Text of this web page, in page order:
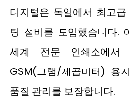
디지털은 독일에서 최고
팅 설비를 도입했습니다.
세계 전문 인쇄소에서
GSM(그램/제곱미터) 용
품질 관리를 보장합니다.